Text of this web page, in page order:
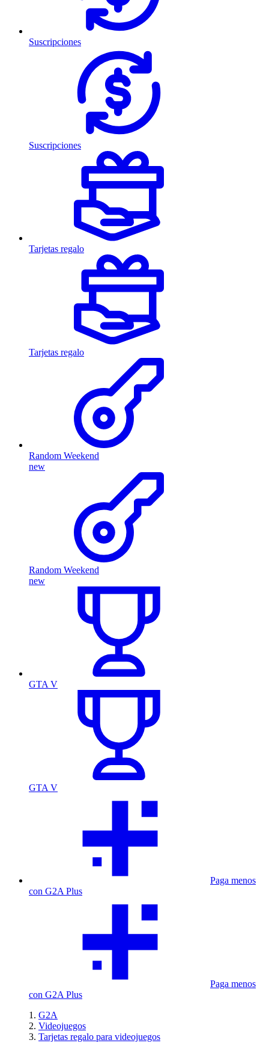
Suscripciones
Suscripciones
Tarjetas regalo
Tarjetas regalo
Random Weekend
new
Random Weekend
new
GTA V
GTA V
Paga menos
con G2A Plus
Paga menos
con G2A Plus
G2A
Videojuegos
Tarjetas regalo para videojuegos